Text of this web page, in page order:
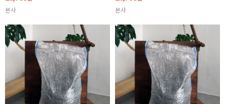
본사 본사